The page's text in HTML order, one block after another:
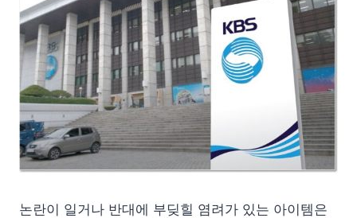
논란이 일거나 반대에 부딪힐 염려가 있는 아이템은